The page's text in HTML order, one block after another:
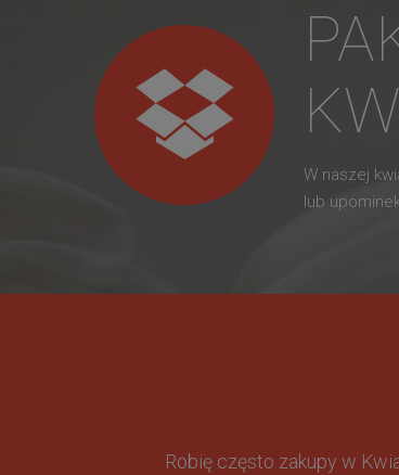
W naszej
lub
Robię często zakupy w